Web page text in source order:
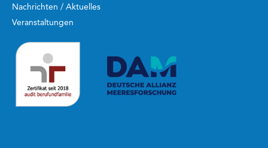
Nachrichten / Aktuelles
Veranstaltungen